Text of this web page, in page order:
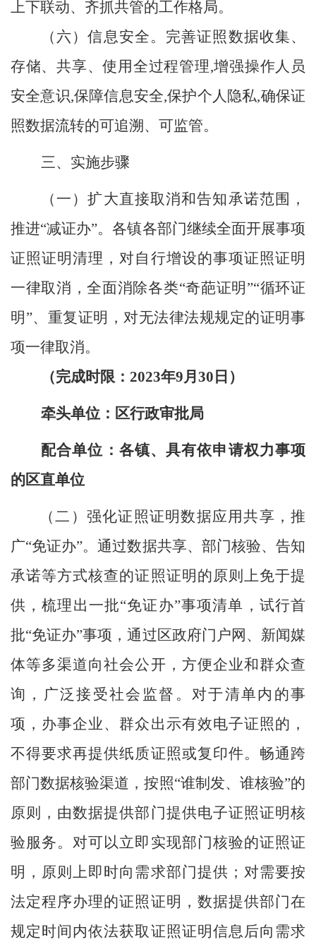
上下联动、齐抓共管的工作格局。
（ 六）信息安全。 完善证照数据收集、
存储、共享、使用全过程管理,增强操作人员
安全意识,保障信息安全,保护个人隐私,确保证
照数据流转的可追溯、可监管。
三、实施步骤
（一）扩大直接取消和告知承诺范围，
推进“减证办”。各镇各部门继续全面开展事项
证照证明清理，对自行增设的事项证照证明
一律取消，全面消除各类“奇葩证明”“循环证
明”、 重复证明，对无法律法规规定的证明事
项一律取消。
（完成时限： 2023年9月 30 日）
牵头单位：区行政审批局
配合单位： 各镇、 具有依申请权力事项
的区直单位
（二 ） 强化证照证明数据应用共享，推
广“免证办”。通过数据共享、 部门核验、 告知
承诺等方式核查的证照证明 的原则上免于提
供，梳理出一批“免证办”事项清单 ， 试行首
批“免证办”事项，通过区政府门户网、新闻媒
体等多渠道向社会公开，方便企业和群众查
询，广泛接受社会监督。 对于清单内的事
项，办事企业、群众出示有效电子证照的，
不得要求再提供纸质证照或复印件。 畅通跨
部门数据核验渠道，按照“谁制发、谁核验”的
原则，由数据提供部门提供电子证照证明核
验服务。对可以立即实现部门核验的证照证
明，原则上即时向需求部门提供；对需要按
法定程序办理的证照证明，数据提供部门在
规定时间内依法获取证照证明信息后向需求